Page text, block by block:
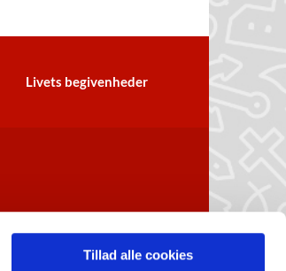
Tillad alle cookies
Livets begivenheder